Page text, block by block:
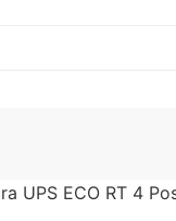
UPS ECO RT 4